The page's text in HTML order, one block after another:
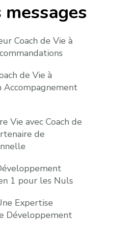
Coach de Vie à
de Vie à
Accompagnement
Vie avec Coach de
de
1 pour les Nuls
Expertise
Développement